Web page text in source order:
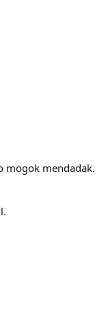
mogok mendadak.